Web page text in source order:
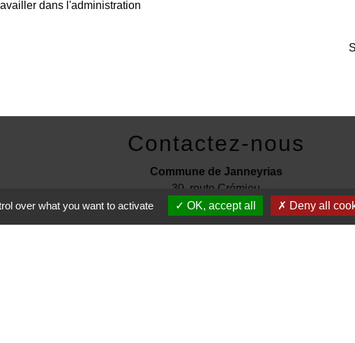
dans l'administration
Contactez-nous
Commune de Janneyrias
30, route Crémieu
38280 Janneyrias - FRANCE
over what you want to activate OK, accept all Deny all